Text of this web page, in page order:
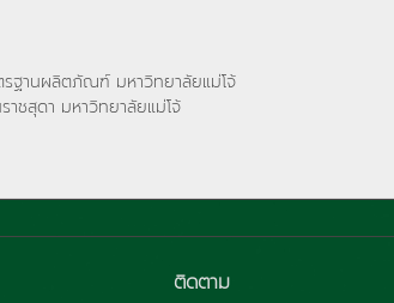
ฐานผลิตภัณฑ์ มหาวิทยาลัยแม่โจ้
าชสุดา มหาวิทยาลัยแม่โจ้
ติดตาม